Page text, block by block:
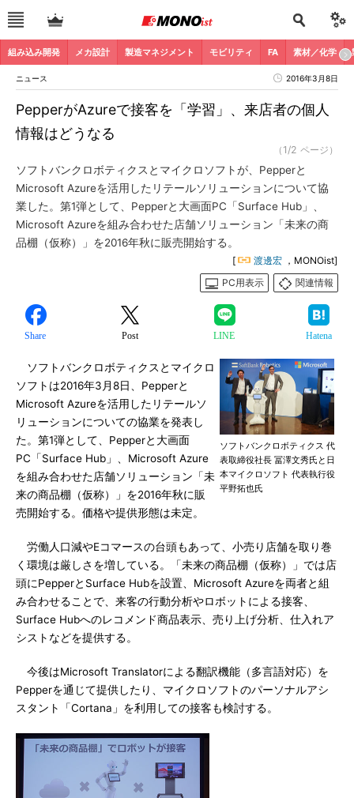
組み込み開発 メカ設計 製造マネジメント モビリティ FA 素材／化学
ニュース 2016年3月8日
PepperがAzureで接客を「学習」、来店者の個人
情報はどうなる
（1/2 ページ）
ソフトバンクロボティクスとマイクロソフトが、Pepperと
Microsoft Azureを活用したリテールソリューションについて協
業した。第1弾として、Pepperと大画面PC「Surface Hub」、
Microsoft Azureを組み合わせた店舗ソリューション「未来の商
品棚（仮称）」を2016年秋に販売開始する。
[ 渡邊宏 ，MONOist]
PC用表示
関連情報
Share Post LINE Hatena
ソフトバンクロボティクス 代
表取締役社長 冨澤文秀氏と日
本マイクロソフト 代表執行役
平野拓也氏
ソフトバンクロボティクスとマイクロ
ソフトは2016年3月8日、Pepperと
Microsoft Azureを活用したリテールソ
リューションについての協業を発表し
た。第1弾として、Pepperと大画面
PC「Surface Hub」、Microsoft Azure
を組み合わせた店舗ソリューション「未
来の商品棚（仮称）」を2016年秋に販
売開始する。価格や提供形態は未定。
労働人口減やEコマースの台頭もあって、小売り店舗を取り巻
く環境は厳しさを増している。「未来の商品棚（仮称）」では店
頭にPepperとSurface Hubを設置、Microsoft Azureを両者と組
み合わせることで、来客の行動分析やロボットによる接客、
Surface Hubへのレコメンド商品表示、売り上げ分析、仕入れア
シストなどを提供する。
今後はMicrosoft Translatorによる翻訳機能（多言語対応）を
Pepperを通じて提供したり、マイクロソフトのパーソナルアシ
スタント「Cortana」を利用しての接客も検討する。